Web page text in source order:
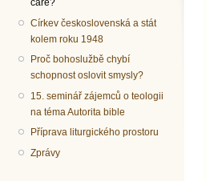
čáře?
Církev československá a stát
kolem roku 1948
Proč bohoslužbě chybí
schopnost oslovit smysly?
15. seminář zájemců o teologii
na téma Autorita bible
Příprava liturgického prostoru
Zprávy